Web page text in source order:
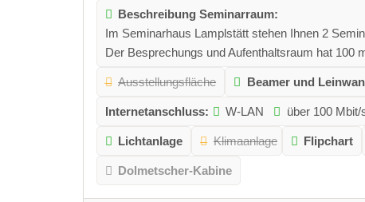
Beschreibung Seminarraum:
Im Seminarhaus Lamplstätt stehen Ihnen 2
Der Besprechungs und Aufenthaltsraum hat 100
Ausstellungsfläche Beamer und
Internetanschluss: W-LAN über 100 Mbit/
Lichtanlage Klimaanlage Flipchart
Dolmetscher-Kabine